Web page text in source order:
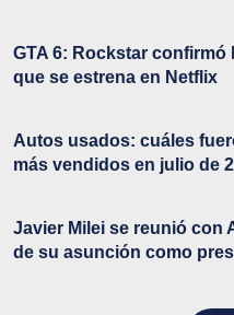
GTA 6: Rockstar confirmó
que se estrena en Netflix
Autos usados: cuáles
más vendidos en julio de
Javier Milei se reunió con
de su asunción como